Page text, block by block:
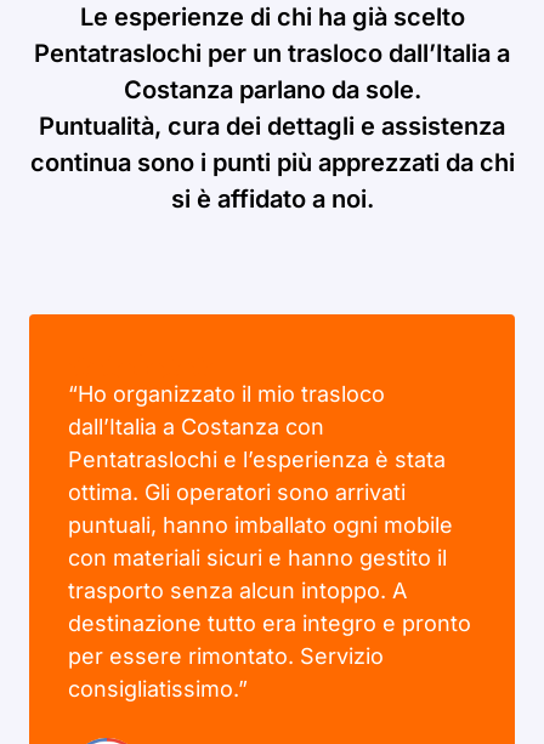
Le esperienze di chi ha già scelto
Pentatraslochi per un trasloco dall’Italia a
Costanza parlano da sole.
Puntualità, cura dei dettagli e assistenza
continua sono i punti più apprezzati da chi
si è affidato a noi.
“Ho organizzato il mio trasloco
dall’Italia a Costanza con
Pentatraslochi e l’esperienza è stata
ottima. Gli operatori sono arrivati
puntuali, hanno imballato ogni mobile
con materiali sicuri e hanno gestito il
trasporto senza alcun intoppo. A
destinazione tutto era integro e pronto
per essere rimontato. Servizio
consigliatissimo.”